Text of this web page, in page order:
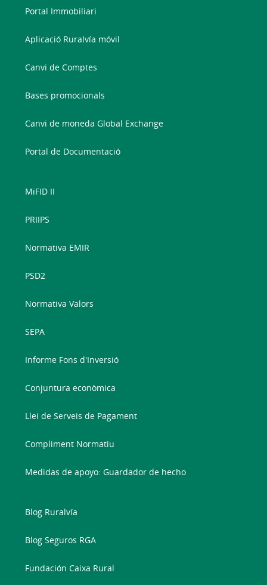
Portal Immobiliari
Aplicació Ruralvía móvil
Canvi de Comptes
Bases promocionals
Canvi de moneda Global Exchange
Portal de Documentació
MiFID II
PRIIPS
Normativa EMIR
PSD2
Normativa Valors
SEPA
Informe Fons d'Inversió
Conjuntura econòmica
Llei de Serveis de Pagament
Compliment Normatiu
Medidas de apoyo: Guardador de hecho
Blog Ruralvía
Blog Seguros RGA
Fundación Caixa Rural